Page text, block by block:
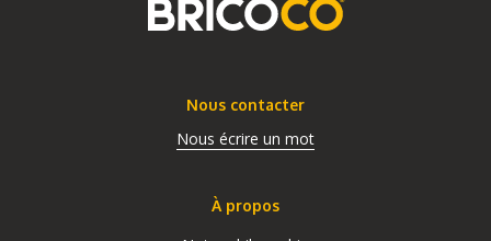
Nous contacter
Nous écrire un mot
À propos